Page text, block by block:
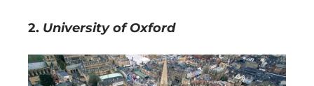
2. University of Oxford